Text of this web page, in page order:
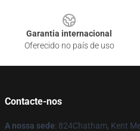
Garantia internacional
Oferecido no país de uso
Contacte-nos
A nossa sede: 824Chatham, Kent